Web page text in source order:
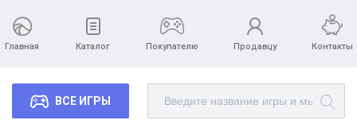
Главная Каталог Покупателю Продавцу Контакты
ВСЕ ИГРЫ